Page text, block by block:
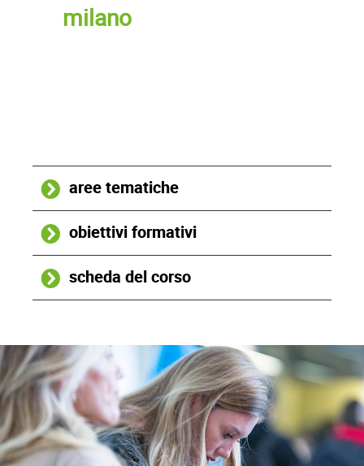
milano
aree tematiche
obiettivi formativi
scheda del corso